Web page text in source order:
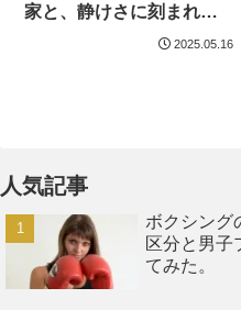
家と、静けさに刻まれた
2025.05.16
人気記事
ボクシング
区分と男子
てみた。